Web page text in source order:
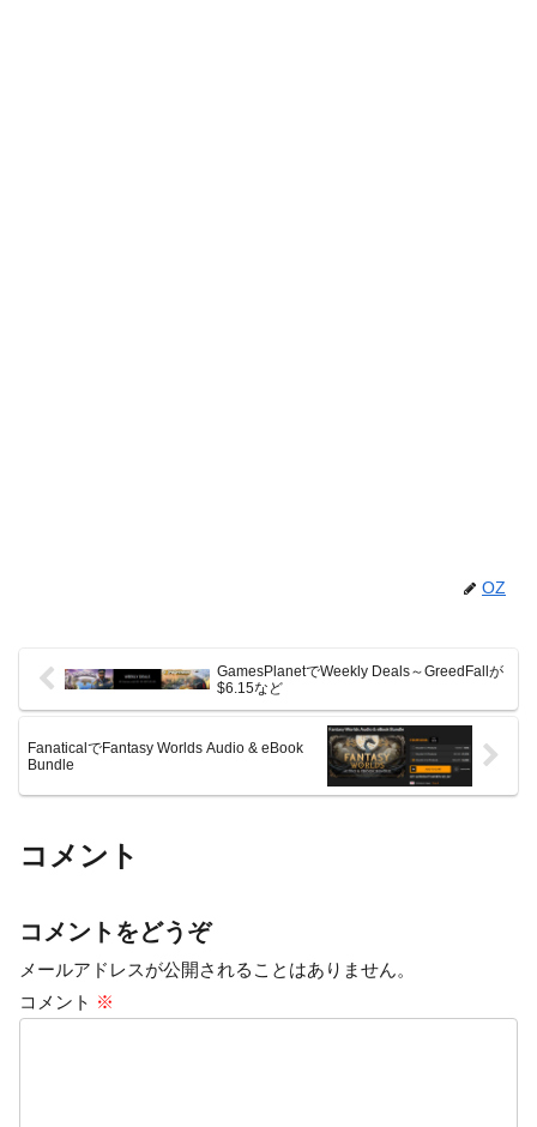
OZ
GamesPlanetでWeekly Deals～GreedFallが
$6.15など
FanaticalでFantasy Worlds Audio & eBook
Bundle
コメント
コメントをどうぞ
メールアドレスが公開されることはありません。
コメント ※